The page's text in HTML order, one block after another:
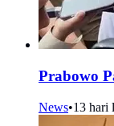
Prabowo
News•13 hari